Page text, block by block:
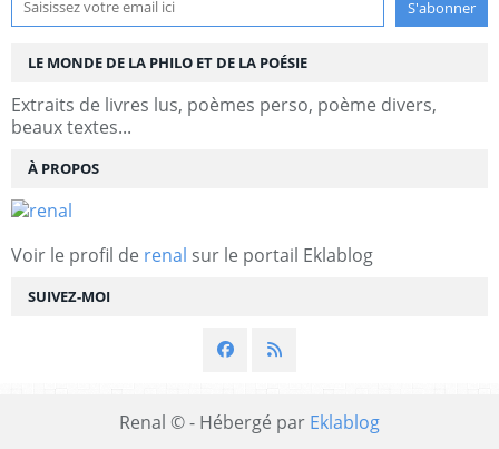
SUIVEZ-MOI
LE MONDE DE LA PHILO ET DE LA POÉSIE
Extraits de livres lus, poèmes perso, poème divers,
beaux textes...
À PROPOS
Voir le profil de renal sur le portail Eklablog
Renal © - Hébergé par Eklablog